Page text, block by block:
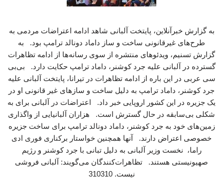
به گزارش خبرآنلاین، پایتخت آلبانی شاهد ادامه اعتراضات مردمی به
طرح‌های غیرقانونی ساخت و ساز داماد دونالد ترامپ بود. به
گزارش تسنیم، ویدئوهای منتشره از سوی رسانه‌ها از ادامه تظاهرات
گسترده در آلبانی علیه جرد کوشنر، داماد ترامپ حکایت دارد. بی‌بی
سی عربی در این باره از ادامه تظاهرات در تیرانا، پایتخت آلبانی علیه
جرد کوشنر، داماد ترامپ به دلیل ساخت‌ و سازهای غیر قانونی او در
یک جزیره در این کشور اروپایی خبر داد. اعتراضات در آلبانی برای به
شکلی بی‌سابقه در حال گسترش است. هزاران آلبانیایی از واگذاری
زمین‌های خود به جرد کوشنر، داماد دونالد ترامپ برای ساخت جزیره
خصوصی اعتراض دارند. آنها همچنین خواستار برکناری فوری ادی
راما، نخست وزیر آلبانی به دلیل تبانی با جرد کوشنر و رژیم
صهیونیستی هستند. تظاهرات‌کنندگان می‌گویند: آلبانی فروشی
نیست. 310310